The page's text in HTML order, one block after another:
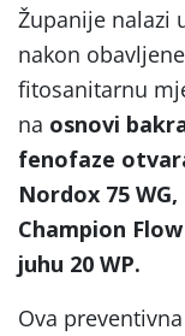
Županije nalazi
nakon
fitosanitarnu
na osnovi
fenofaze
Nordox 75
Champion
juhu 20 WP.
Ova